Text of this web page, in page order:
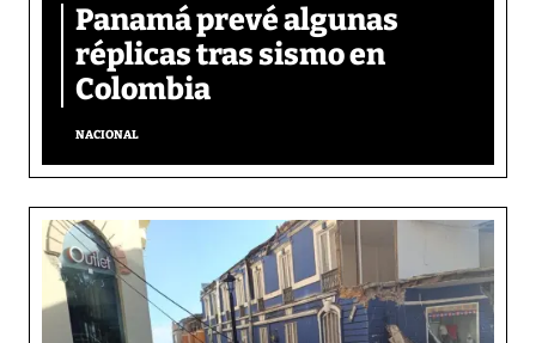
Panamá prevé algunas
réplicas tras sismo en
Colombia
NACIONAL